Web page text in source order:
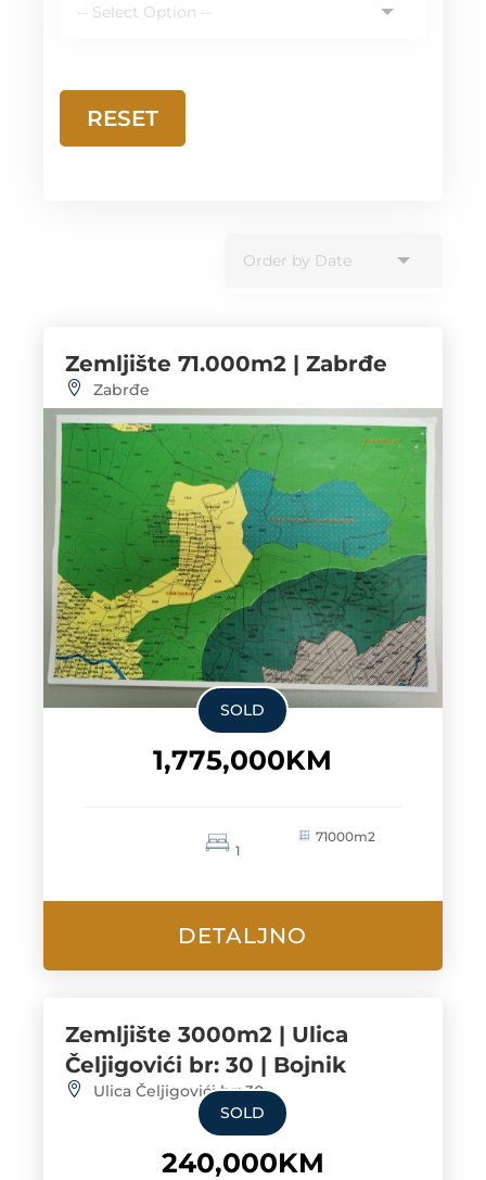
RESET
Zemljište 71.000m2 | Zabrđe
Zabrđe
SOLD
1,775,000KM
1
71000m2
DETALJNO
Zemljište 3000m2 | Ulica
Čeljigovići br: 30 | Bojnik
Ulica Čeljigovići br: 30
SOLD
240,000KM